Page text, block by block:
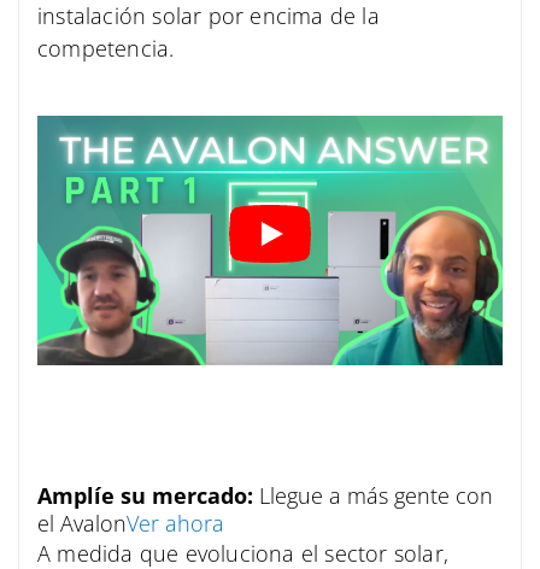
instalación solar por encima de la
competencia.
Amplíe su mercado: Llegue a más gente con
el AvalonVer ahora
A medida que evoluciona el sector solar,